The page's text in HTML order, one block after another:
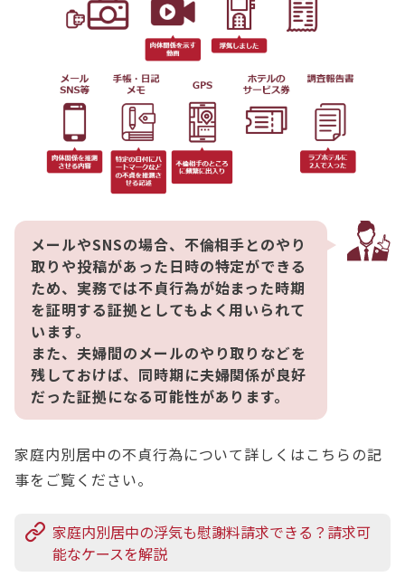
メールやSNSの場合、不倫相手とのやり
取りや投稿があった日時の特定ができる
ため、実務では不貞行為が始まった時期
を証明する証拠としてもよく用いられて
います。
また、夫婦間のメールのやり取りなどを
残しておけば、同時期に夫婦関係が良好
だった証拠になる可能性があります。
家庭内別居中の不貞行為について詳しくはこちらの記
事をご覧ください。
家庭内別居中の浮気も慰謝料請求できる？請求可
能なケースを解説